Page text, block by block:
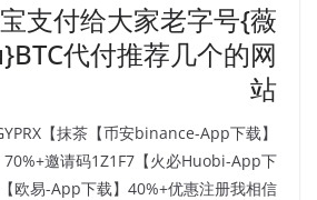
支付给大家老字号{薇
代付推荐几个的网
站
码GZJGYPRX【抹茶
70%+邀请码1Z1F7【火必Huobi-App下
欧易-App下载】40%+优惠注册我相信